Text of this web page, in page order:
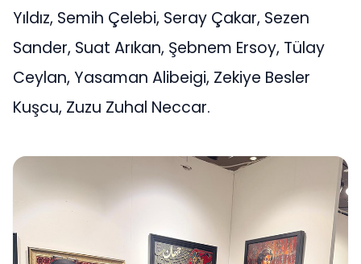
Yıldız, Semih Çelebi, Seray Çakar, Sezen
Sander, Suat Arıkan, Şebnem Ersoy, Tülay
Ceylan, Yasaman Alibeigi, Zekiye Besler
Kuşcu, Zuzu Zuhal Neccar.